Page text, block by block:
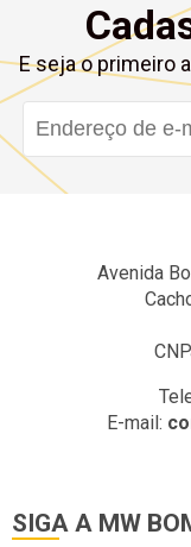
E seja o primeiro
Avenida
E-mail:
SIGA A MW